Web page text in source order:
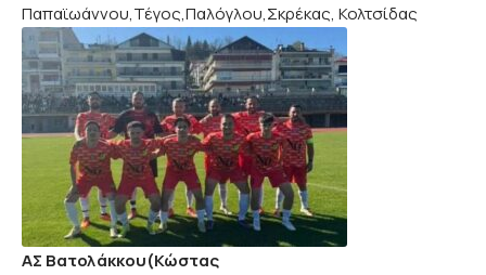
Παπαϊωάννου,Τέγος,Παλόγλου,Σκρέκας, Κολτσίδας
ΑΣ Βατολάκκου(Κώστας